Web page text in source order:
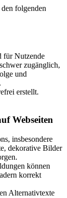
folgenden
für Nutzende
zugänglich,
und
erstellt.
Webseiten
insbesondere
dekorative Bilder
können
korrekt
Alternativtexte